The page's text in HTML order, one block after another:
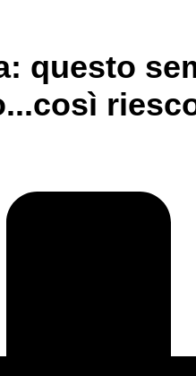
questo
...così